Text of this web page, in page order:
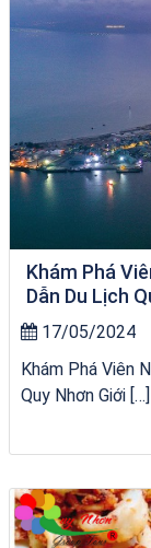
Khám Phá
Dẫn Du Lịch
17/05/2024
Khám Phá Viên
Quy Nhơn Giới […]
chèo